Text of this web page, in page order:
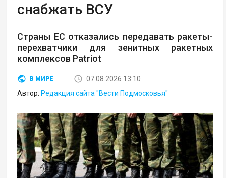
снабжать ВСУ
Страны ЕС отказались передавать ракеты-
перехватчики для зенитных ракетных
комплексов Patriot
В МИРЕ
07.08.2026 13:10
Автор: Редакция сайта "Вести Подмосковья"